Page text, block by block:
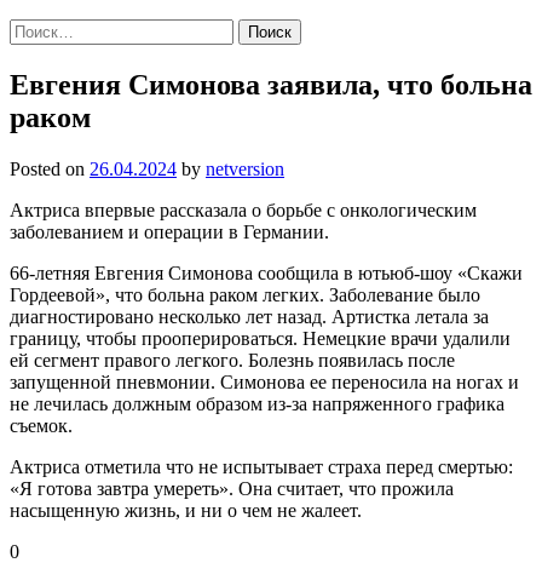
Найти:
Евгения Симонова заявила, что больна
раком
Posted on 26.04.2024 by netversion
Актриса впервые рассказала о борьбе с онкологическим
заболеванием и операции в Германии.
66-летняя Евгения Симонова сообщила в ютьюб-шоу «Скажи
Гордеевой», что больна раком легких. Заболевание было
диагностировано несколько лет назад. Артистка летала за
границу, чтобы прооперироваться. Немецкие врачи удалили
ей сегмент правого легкого. Болезнь появилась после
запущенной пневмонии. Симонова ее переносила на ногах и
не лечилась должным образом из-за напряженного графика
съемок.
Актриса отметила что не испытывает страха перед смертью:
«Я готова завтра умереть». Она считает, что прожила
насыщенную жизнь, и ни о чем не жалеет.
0